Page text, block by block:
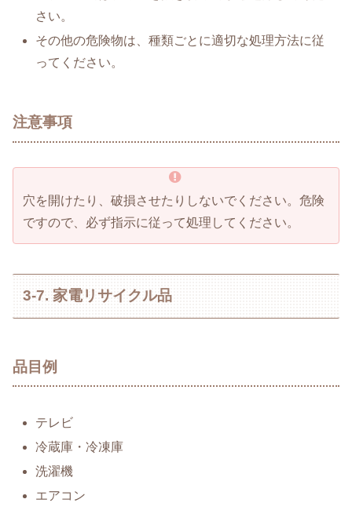
さい。
その他の危険物は、種類ごとに適切な処理方法に従
ってください。
注意事項
穴を開けたり、破損させたりしないでください。危険
ですので、必ず指示に従って処理してください。
3-7. 家電リサイクル品
品目例
テレビ
冷蔵庫・冷凍庫
洗濯機
エアコン